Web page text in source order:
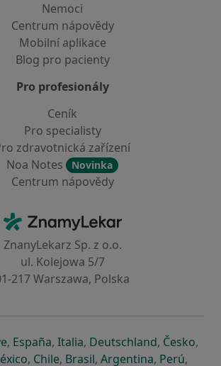
Nemoci
Centrum nápovědy
Mobilní aplikace
Blog pro pacienty
Pro profesionály
Ceník
Pro specialisty
zdravotnická zařízení
Noa Notes
Novinka
Centrum nápovědy
ZnamyLekar - Hlavní stránka
ZnanyLekarz Sp. z o.o.
ul. Kolejowa 5/7
217 Warszawa, Polska
v nové záložce
se otevře v nové záložce
, Españase otevře v nové záložce
, Italiase otevře v nové záložce
, Deutschlandse otevře v
, Českose
,
v nové záložce
se otevře v nové záložce
, Chilese otevře v nové záložce
, Brasilse otevře v nové
, Argentinase otevře v
, Perúse
,